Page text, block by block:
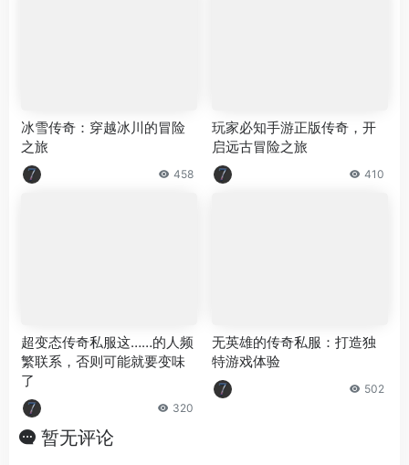
冰雪传奇：穿越冰川的冒险
之旅
458
玩家必知手游正版传奇，开
启远古冒险之旅
410
超变态传奇私服这……的人频
繁联系，否则可能就要变味
了
320
无英雄的传奇私服：打造独
特游戏体验
502
暂无评论